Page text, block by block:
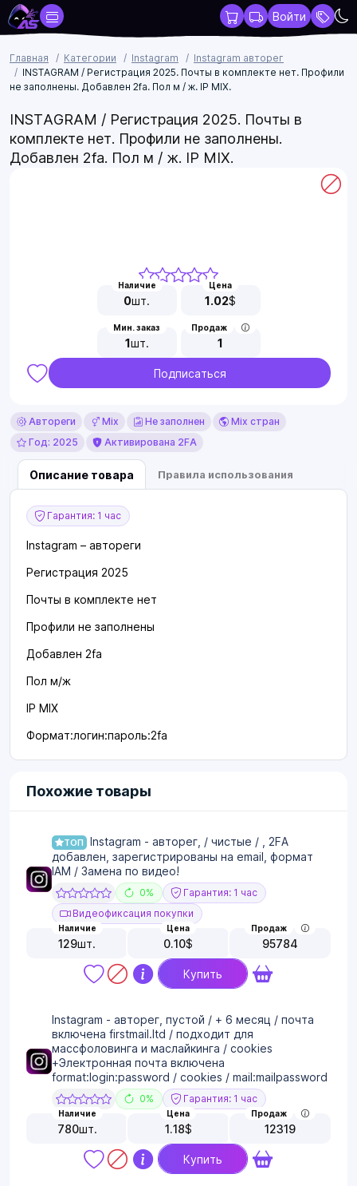
Войти
Главная Категории Instagram
Instagram авторег
INSTAGRAM / Регистрация 2025. Почты в комплекте нет. Профили
не заполнены. Добавлен 2fa. Пол м / ж. IP MIX.
INSTAGRAM / Регистрация 2025. Почты в
комплекте нет. Профили не заполнены.
Добавлен 2fa. Пол м / ж. IP MIX.
Наличие
0шт.
Цена
1.02$
Мин. заказ
1шт.
Продаж
1
Подписаться
Автореги Mix Не заполнен
Mix стран
Год: 2025
Активирована 2FA
Описание товара Правила использования
Гарантия: 1 час
Instagram – автореги
Регистрация 2025
Почты в комплекте нет
Профили не заполнены
Добавлен 2fa
Пол м/ж
IP MIX
Формат:логин:пароль:2fa
Похожие товары
ТОП
Instagram - авторег, / чистые / , 2FA
добавлен, зарегистрированы на email, формат
IAM / Замена по видео!
0%
Гарантия: 1 час
Видеофиксация покупки
Наличие
129шт.
Цена
0.10$
Продаж
95784
Купить
Instagram - авторег, пустой / + 6 месяц / почта
включена firstmail.ltd / подходит для
массфоловинга и маслайкинга / cookies
+Электронная почта включена
format:login:password / cookies / mail:mailpassword
0% Гарантия: 1 час
Наличие
780шт.
Цена
1.18$
Продаж
12319
Купить